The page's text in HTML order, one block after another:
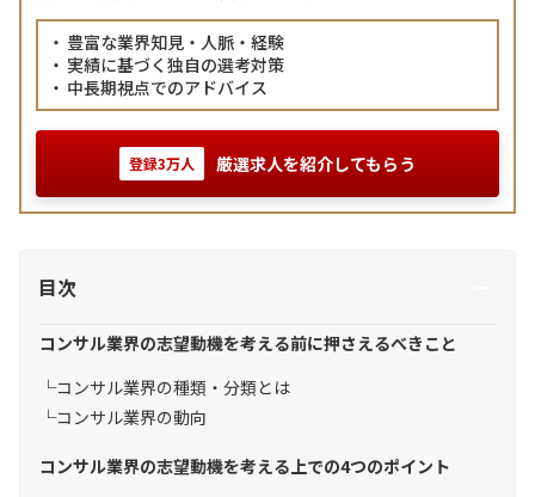
豊富な業界知見・人脈・経験
実績に基づく独自の選考対策
中長期視点でのアドバイス
登録3万人 厳選求人を紹介してもらう
目次
コンサル業界の志望動機を考える前に押さえるべきこと
コンサル業界の種類・分類とは
コンサル業界の動向
コンサル業界の志望動機を考える上での4つのポイント